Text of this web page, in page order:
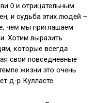
0 и отрицательным
и судьба этих людей –
чем мы приглашаем
Хотим выразить
которые всегда
свои повседневные
жизни это очень
д-р Кулласте.